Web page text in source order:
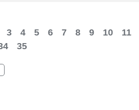
3 4 5 6 7 8 9 10 11
35